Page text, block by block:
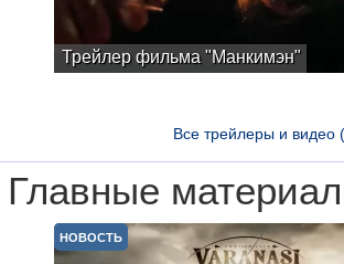
Трейлер фильма "Манкимэн"
Все трейлеры и видео (
Главные
НОВОСТЬ